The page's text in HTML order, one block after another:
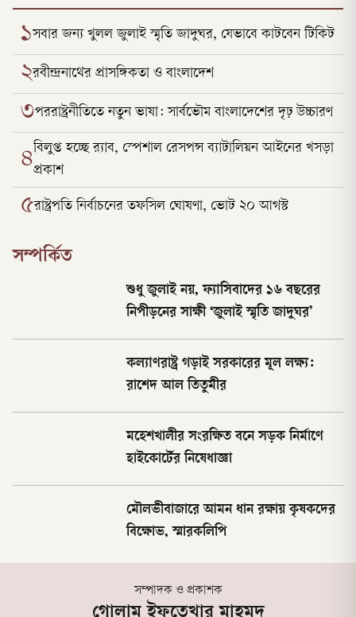
১সবার জন্য খুলল জুলাই স্মৃতি জাদুঘর, যেভাবে কাটবেন টিকিট
২রবীন্দ্রনাথের প্রাসঙ্গিকতা ও বাংলাদেশ
৩পররাষ্ট্রনীতিতে নতুন ভাষা: সার্বভৌম বাংলাদেশের দৃঢ় উচ্চারণ
৪বিলুপ্ত হচ্ছে র‍্যাব, স্পেশাল রেসপন্স ব্যাটালিয়ন আইনের খসড়া
প্রকাশ
৫রাষ্ট্রপতি নির্বাচনের তফসিল ঘোষণা, ভোট ২০ আগস্ট
সম্পর্কিত
শুধু জুলাই নয়, ফ্যাসিবাদের ১৬ বছরের
নিপীড়নের সাক্ষী ‘জুলাই স্মৃতি জাদুঘর’
কল্যাণরাষ্ট্র গড়াই সরকারের মূল লক্ষ্য:
রাশেদ আল তিতুমীর
মহেশখালীর সংরক্ষিত বনে সড়ক নির্মাণে
হাইকোর্টের নিষেধাজ্ঞা
মৌলভীবাজারে আমন ধান রক্ষায় কৃষকদের
বিক্ষোভ, স্মারকলিপি
সম্পাদক ও প্রকাশক